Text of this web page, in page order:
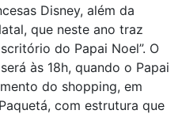
Disney, além da
que neste ano traz
do Papai Noel”. O
às 18h, quando o Papai
do shopping, em
com estrutura que